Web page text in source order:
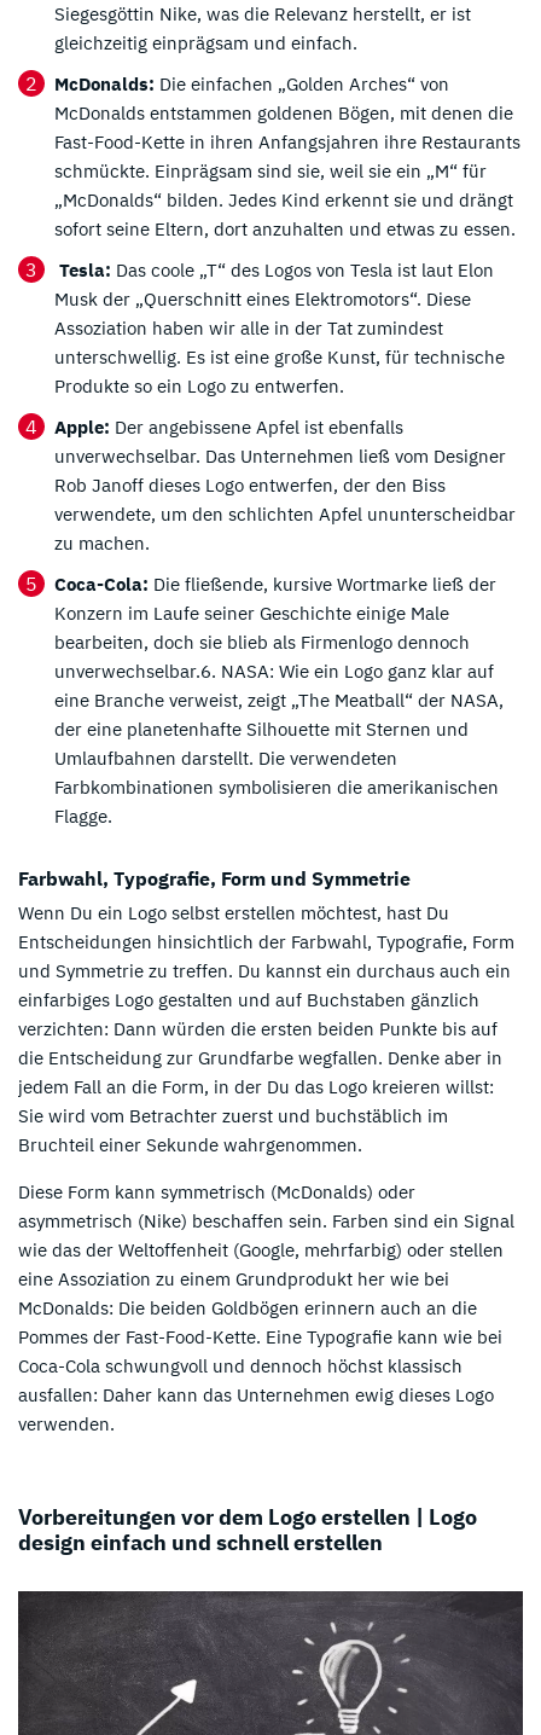
Siegesgöttin Nike, was die Relevanz herstellt, er ist
gleichzeitig einprägsam und einfach.
McDonalds: Die einfachen „Golden Arches“ von
McDonalds entstammen goldenen Bögen, mit denen die
Fast-Food-Kette in ihren Anfangsjahren ihre Restaurants
schmückte. Einprägsam sind sie, weil sie ein „M“ für
„McDonalds“ bilden. Jedes Kind erkennt sie und drängt
sofort seine Eltern, dort anzuhalten und etwas zu essen.
Tesla: Das coole „T“ des Logos von Tesla ist laut Elon
Musk der „Querschnitt eines Elektromotors“. Diese
Assoziation haben wir alle in der Tat zumindest
unterschwellig. Es ist eine große Kunst, für technische
Produkte so ein Logo zu entwerfen.
Apple: Der angebissene Apfel ist ebenfalls
unverwechselbar. Das Unternehmen ließ vom Designer
Rob Janoff dieses Logo entwerfen, der den Biss
verwendete, um den schlichten Apfel ununterscheidbar
zu machen.
Coca-Cola: Die fließende, kursive Wortmarke ließ der
Konzern im Laufe seiner Geschichte einige Male
bearbeiten, doch sie blieb als Firmenlogo dennoch
unverwechselbar.6. NASA: Wie ein Logo ganz klar auf
eine Branche verweist, zeigt „The Meatball“ der NASA,
der eine planetenhafte Silhouette mit Sternen und
Umlaufbahnen darstellt. Die verwendeten
Farbkombinationen symbolisieren die amerikanischen
Flagge.
Farbwahl, Typografie, Form und Symmetrie
Wenn Du ein Logo selbst erstellen möchtest, hast Du
Entscheidungen hinsichtlich der Farbwahl, Typografie, Form
und Symmetrie zu treffen. Du kannst ein durchaus auch ein
einfarbiges Logo gestalten und auf Buchstaben gänzlich
verzichten: Dann würden die ersten beiden Punkte bis auf
die Entscheidung zur Grundfarbe wegfallen. Denke aber in
jedem Fall an die Form, in der Du das Logo kreieren willst:
Sie wird vom Betrachter zuerst und buchstäblich im
Bruchteil einer Sekunde wahrgenommen.
Diese Form kann symmetrisch (McDonalds) oder
asymmetrisch (Nike) beschaffen sein. Farben sind ein Signal
wie das der Weltoffenheit (Google, mehrfarbig) oder stellen
eine Assoziation zu einem Grundprodukt her wie bei
McDonalds: Die beiden Goldbögen erinnern auch an die
Pommes der Fast-Food-Kette. Eine Typografie kann wie bei
Coca-Cola schwungvoll und dennoch höchst klassisch
ausfallen: Daher kann das Unternehmen ewig dieses Logo
verwenden.
Vorbereitungen vor dem Logo erstellen | Logo
design einfach und schnell erstellen